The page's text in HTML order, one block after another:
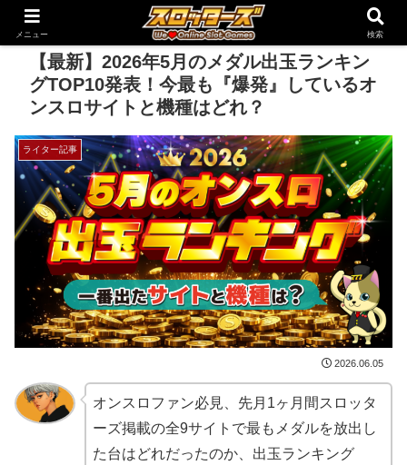
【最新】2026年5月のメダル出玉ランキン
グTOP10発表！今最も『爆発』しているオ
ンスロサイトと機種はどれ？
ライター記事
2026.06.05
オンスロファン必見、先月1ヶ月間スロッタ
ーズ掲載の全9サイトで最もメダルを放出し
た台はどれだったのか、出玉ランキング
メニュー 検索